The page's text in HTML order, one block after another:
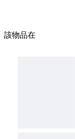
該物品在